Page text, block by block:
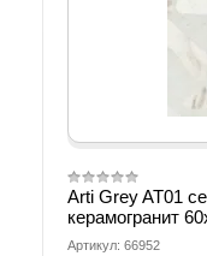
Arti Grey AT01
керамогранит
Артикул: 66952